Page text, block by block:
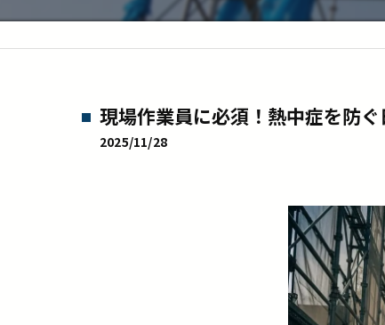
現場作業員に必須！熱中症を防
2025/11/28